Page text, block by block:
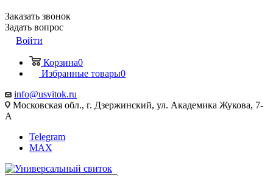
Заказать звонок
Задать вопрос
Войти
Корзина0
Избранные товары0
info@usvitok.ru
Московская обл., г. Дзержинский, ул. Академика Жукова, 7-
А
Telegram
MAX